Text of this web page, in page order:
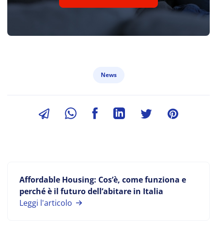
News
Affordable Housing: Cos’è, come funziona e
perché è il futuro dell’abitare in Italia
Leggi l'articolo